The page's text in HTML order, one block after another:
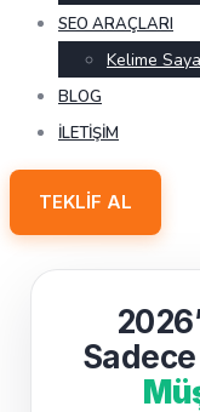
SEO ARAÇLARI
Kelime
BLOG
İLETIŞIM
TEKLIF AL
Sadece